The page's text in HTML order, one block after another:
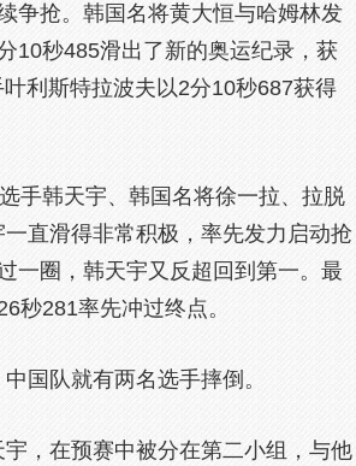
争抢。韩国名将黄大恒与哈姆林发
10秒485滑出了新的奥运纪录，获
利斯特拉波夫以2分10秒687获得
韩天宇、韩国名将徐一拉、拉脱
直滑得非常积极，率先发力启动抢
一圈，韩天宇又反超回到第一。最
秒281率先冲过终点。
国队就有两名选手摔倒。
，在预赛中被分在第二小组，与他